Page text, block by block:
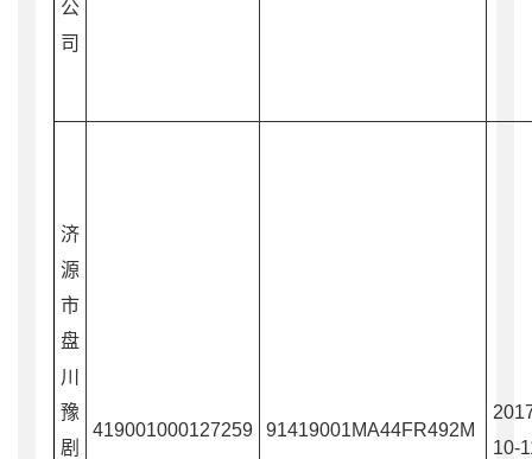
公
司
济
源
市
盘
川
豫
剧
419001000127259 91419001MA44FR492M
10-